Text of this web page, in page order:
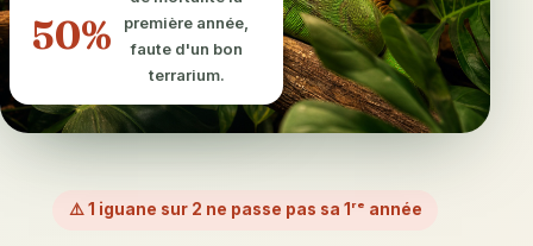
⚠️ 1 iguane sur 2 ne passe pas sa 1ʳᵉ année
50%
première année,
faute d'un bon
terrarium.